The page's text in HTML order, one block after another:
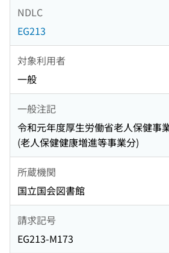
NDLC
EG213
対象利用者
一般
一般注記
令和元年度厚生労働省老人保健事
(老人保健健康増進等事業分)
所蔵機関
国立国会図書館
請求記号
EG213-M173